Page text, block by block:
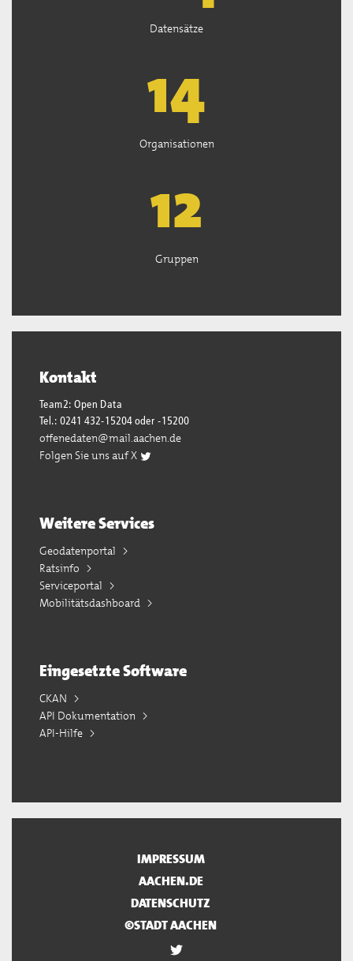
Datensätze
14
Organisationen
13
Gruppen
Kontakt
Team2: Open Data
Tel.: 0241 432-15204 oder -15200
offenedaten@mail.aachen.de
Folgen Sie uns auf X
Weitere Services
Geodatenportal
Ratsinfo
Serviceportal
Mobilitätsdashboard
Eingesetzte Software
CKAN
API Dokumentation
API-Hilfe
IMPRESSUM
AACHEN.DE
DATENSCHUTZ
©STADT AACHEN